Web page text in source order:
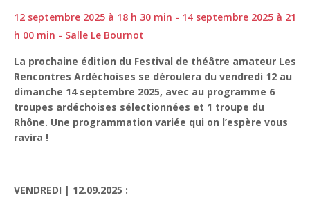
12 septembre 2025 à 18 h 30 min - 14 septembre 2025 à 21
h 00 min - Salle Le Bournot
La prochaine édition du Festival de théâtre amateur Les
Rencontres Ardéchoises se déroulera du vendredi 12 au
dimanche 14 septembre 2025, avec au programme 6
troupes ardéchoises sélectionnées et 1 troupe du
Rhône. Une programmation variée qui on l’espère vous
ravira !
VENDREDI | 12.09.2025 :